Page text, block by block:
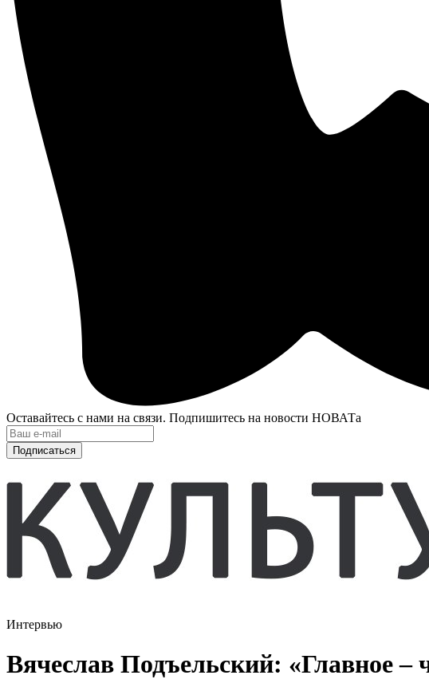
Оставайтесь с нами на связи. Подпишитесь на новости НОВАТа
Подписаться
Интервью
Вячеслав Подъельский: «Главное –